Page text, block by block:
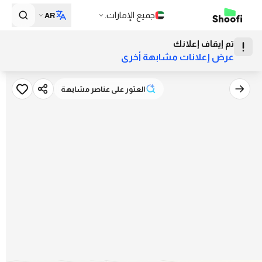
جميع الإمارات. AR
تم إيقاف إعلانك
عرض إعلانات مشابهة أخرى
العثور على عناصر مشابهةالعثور على عناصر مشابهة